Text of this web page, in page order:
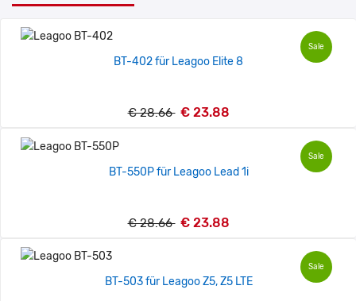
Sale
BT-402 für Leagoo Elite 8
€ 28.66 € 23.88
Sale
BT-550P für Leagoo Lead 1i
€ 28.66 € 23.88
Sale
BT-503 für Leagoo Z5, Z5 LTE